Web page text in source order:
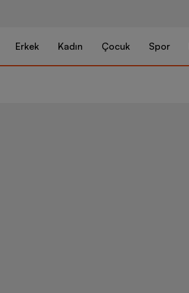
Erkek Kadın Çocuk Spor